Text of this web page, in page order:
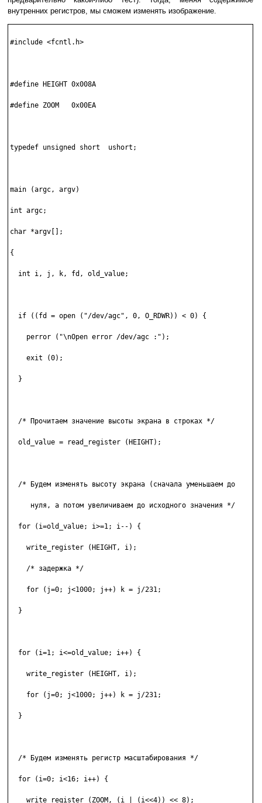
внутренних регистров, мы сможем изменять изображение.
#include <fcntl.h>
#define HEIGHT 0x008A
#define ZOOM   0x00EA
typedef unsigned short  ushort;
main (argc, argv)
int argc;
char *argv[];
{
  int i, j, k, fd, old_value;
  if ((fd = open ("/dev/agc", 0, O_RDWR)) < 0) {
    perror ("\nOpen error /dev/agc :");
    exit (0);
  }
  /* Прочитаем значение высоты экрана в строках */
  old_value = read_register (HEIGHT);
  /* Будем изменять высоту экрана (сначала уменьшаем до
     нуля, а потом увеличиваем до исходного значения */
  for (i=old_value; i>=1; i--) {
    write_register (HEIGHT, i);
    /* задержка */
    for (j=0; j<1000; j++) k = j/231;
  }
  for (i=1; i<=old_value; i++) {
    write_register (HEIGHT, i);
    for (j=0; j<1000; j++) k = j/231;
  }
  /* Будем изменять регистр масштабирования */
  for (i=0; i<16; i++) {
    write_register (ZOOM, (i | (i<<4)) << 8);